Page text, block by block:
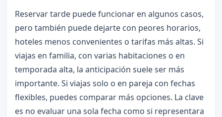
Reservar tarde puede funcionar en algunos casos,
pero también puede dejarte con peores horarios,
hoteles menos convenientes o tarifas más altas. Si
viajas en familia, con varias habitaciones o en
temporada alta, la anticipación suele ser más
importante. Si viajas solo o en pareja con fechas
flexibles, puedes comparar más opciones. La clave
es no evaluar una sola fecha como si representara